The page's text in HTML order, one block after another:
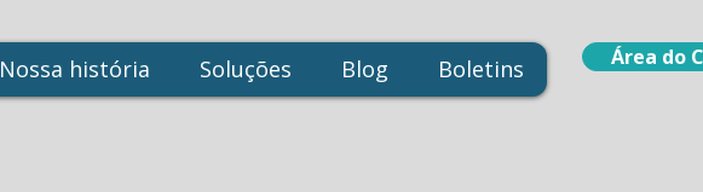
Nossa história Soluções Blog Boletins Área do